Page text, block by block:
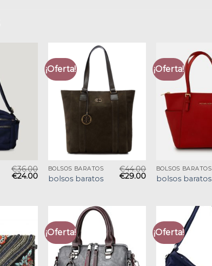
€36.00
€24.00
¡Oferta!
BOLSOS BARATOS
bolsos baratos
€44.00
€29.00
¡Oferta!
BOLSOS BARATOS
bolsos baratos
¡Oferta! ¡Oferta!